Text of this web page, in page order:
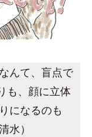
んて、盲点で
も、顔に立体
になるのも
水）